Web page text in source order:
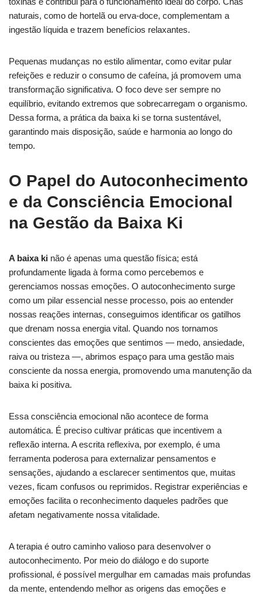
naturais, como de hortelã ou erva-doce, complementam a
ingestão líquida e trazem benefícios relaxantes.
Pequenas mudanças no estilo alimentar, como evitar pular
refeições e reduzir o consumo de cafeína, já promovem uma
transformação significativa. O foco deve ser sempre no
equilíbrio, evitando extremos que sobrecarregam o organismo.
Dessa forma, a prática da baixa ki se torna sustentável,
garantindo mais disposição, saúde e harmonia ao longo do
tempo.
O Papel do Autoconhecimento
e da Consciência Emocional
na Gestão da Baixa Ki
A baixa ki não é apenas uma questão física; está
profundamente ligada à forma como percebemos e
gerenciamos nossas emoções. O autoconhecimento surge
como um pilar essencial nesse processo, pois ao entender
nossas reações internas, conseguimos identificar os gatilhos
que drenam nossa energia vital. Quando nos tornamos
conscientes das emoções que sentimos — medo, ansiedade,
raiva ou tristeza —, abrimos espaço para uma gestão mais
consciente da nossa energia, promovendo uma manutenção da
baixa ki positiva.
Essa consciência emocional não acontece de forma
automática. É preciso cultivar práticas que incentivem a
reflexão interna. A escrita reflexiva, por exemplo, é uma
ferramenta poderosa para externalizar pensamentos e
sensações, ajudando a esclarecer sentimentos que, muitas
vezes, ficam confusos ou reprimidos. Registrar experiências e
emoções facilita o reconhecimento daqueles padrões que
afetam negativamente nossa vitalidade.
A terapia é outro caminho valioso para desenvolver o
autoconhecimento. Por meio do diálogo e do suporte
profissional, é possível mergulhar em camadas mais profundas
da mente, entendendo melhor as origens das emoções e